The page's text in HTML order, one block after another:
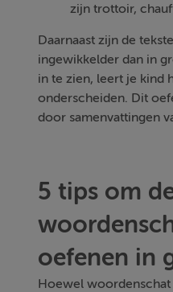
zijn trottoir,
Daarnaast zijn de
ingewikkelder dan in
in te zien, leert je kind
onderscheiden. Dit
door samenvattingen
5 tips om
oefenen in
Hoewel woordenschat